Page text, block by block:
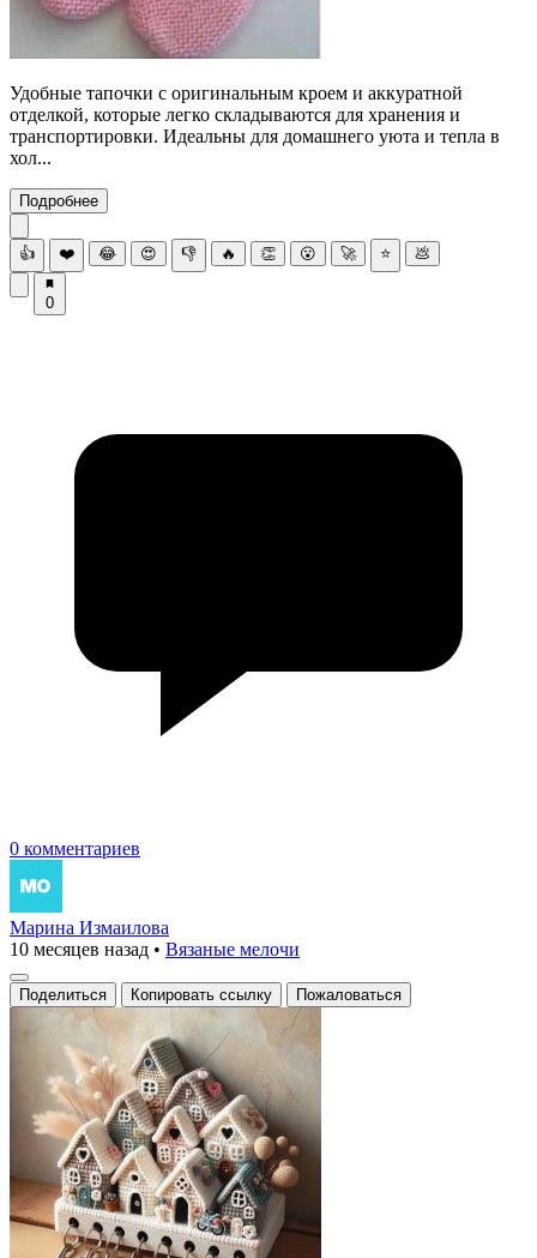
Удобные тапочки с оригинальным кроем и аккуратной
отделкой, которые легко складываются для хранения и
транспортировки. Идеальны для домашнего уюта и тепла в
хол...
Подробнее
👍 ❤️ 😂 😍 👎 🔥 👏 😮 🚀 ⭐ 💩
0
0 комментариев
Марина Измаилова
10 месяцев назад • Вязаные мелочи
Поделиться Копировать ссылку Пожаловаться